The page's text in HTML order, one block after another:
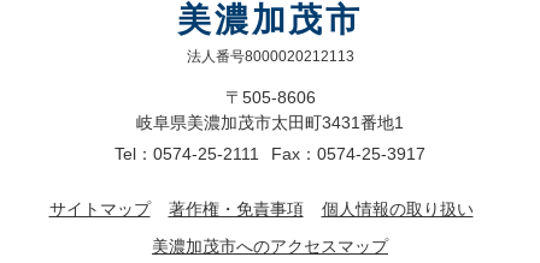
美濃加茂市
法人番号8000020212113
〒505-8606
岐阜県美濃加茂市太田町3431番地1
Tel：0574-25-2111
Fax：0574-25-3917
サイトマップ 著作権・免責事項
個人情報の取り扱い
美濃加茂市へのアクセスマップ